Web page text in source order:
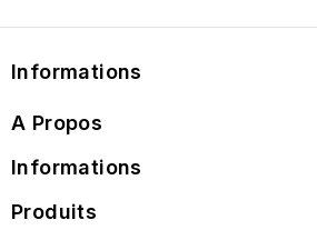
Informations
A Propos
Informations
Produits